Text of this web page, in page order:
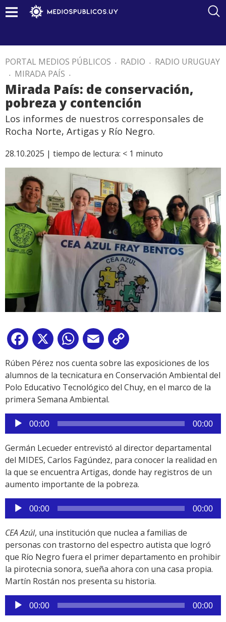
PORTAL MEDIOS PÚBLICOS . RADIO . RADIO URUGUAY
. MIRADA PAÍS .
Mirada País: de conservación,
pobreza y contención
Los informes de nuestros corresponsales de
Rocha Norte, Artigas y Río Negro.
28.10.2025 | tiempo de lectura: < 1 minuto
Facebook
X WhatsApp
Email
Link
Rúben Pérez nos cuenta sobre las exposiciones de los
alumnos de la tecnicatura en Conservación Ambiental del
Polo Educativo Tecnológico del Chuy, en el marco de la
primera Semana Ambiental.
Reproductor
de
audio
00:00 00:00
Germán Lecueder entrevistó al director departamental
del MIDES, Carlos Fagúndez, para conocer la realidad en
la que se encuentra Artigas, donde hay registros de un
aumento importante de la pobreza.
Reproductor
de
audio
00:00 00:00
CEA Azúl, una institución que nuclea a familias de
personas con trastorno del espectro autista que logró
que Río Negro fuera el primer departamento en prohibir
la pirotecnia sonora, sueña ahora con una casa propia.
Martín Rostán nos presenta su historia.
Reproductor
de
00:00 00:00